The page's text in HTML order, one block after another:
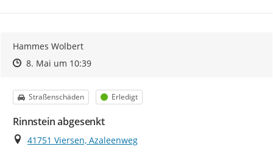
Hammes Wolbert
Zeitpunkt des Erstellens
Zeitpunkt des Erstellens
8. Mai um 10:39Zur Äußerung
Kategorie
Straßenschäden Status
Erledigt
Rinnstein abgesenkt
Ort
41751 Viersen, Azaleenweg